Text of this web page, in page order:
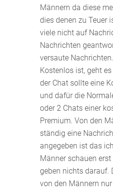
Männern da diese
dies denen zu Teuer
viele nicht auf
Nachrichten
versaute
Kostenlos ist, geht
der Chat sollte eine
und dafür die
oder 2 Chats einer
Premium. Von den
ständig eine
angegeben ist das
Männer schauen
geben nichts darauf.
von den Männern